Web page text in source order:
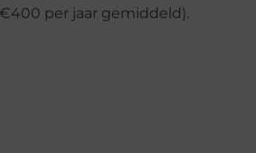
per jaar gemiddeld).